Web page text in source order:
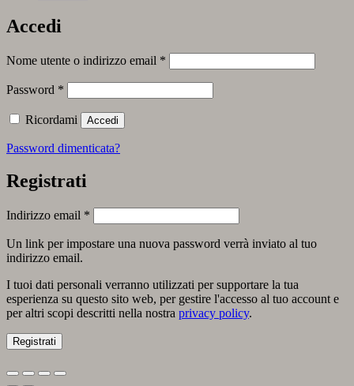
Accedi
Nome utente o indirizzo email *
Password *
Ricordami Accedi
Password dimenticata?
Registrati
Indirizzo email *
Un link per impostare una nuova password verrà inviato al tuo
indirizzo email.
I tuoi dati personali verranno utilizzati per supportare la tua
esperienza su questo sito web, per gestire l'accesso al tuo account e
per altri scopi descritti nella nostra privacy policy.
Registrati